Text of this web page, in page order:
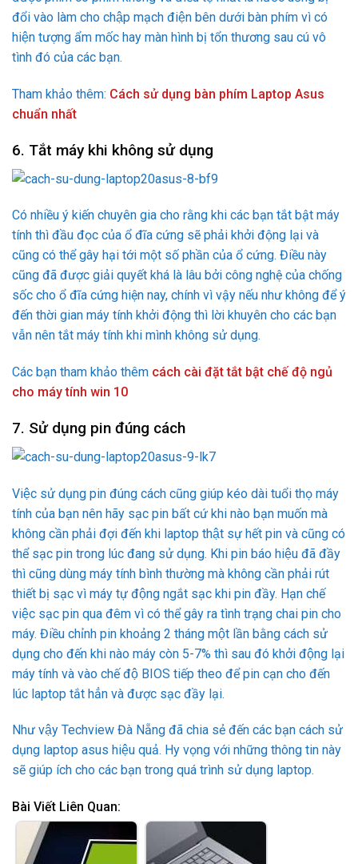
đổi vào làm cho chập mạch điện bên dưới bàn phím vì có
hiện tượng ẩm mốc hay màn hình bị tổn thương sau cú vô
tình đó của các bạn.
Tham khảo thêm: Cách sử dụng bàn phím Laptop Asus
chuẩn nhất
6. Tắt máy khi không sử dụng
Có nhiều ý kiến chuyên gia cho rằng khi các bạn tắt bật máy
tính thì đầu đọc của ổ đĩa cứng sẽ phải khởi động lại và
cũng có thể gây hại tới một số phần của ổ cứng. Điều này
cũng đã được giải quyết khá là lâu bởi công nghệ của chống
sốc cho ổ đĩa cứng hiện nay, chính vì vậy nếu như không để ý
đến thời gian máy tính khởi động thì lời khuyên cho các bạn
vẫn nên tắt máy tính khi mình không sử dụng.
Các bạn tham khảo thêm cách cài đặt tắt bật chế độ ngủ
cho máy tính win 10
7. Sử dụng pin đúng cách
Việc sử dụng pin đúng cách cũng giúp kéo dài tuổi thọ máy
tính của bạn nên hãy sạc pin bất cứ khi nào bạn muốn mà
không cần phải đợi đến khi laptop thật sự hết pin và cũng có
thể sạc pin trong lúc đang sử dụng. Khi pin báo hiệu đã đầy
thì cũng dùng máy tính bình thường mà không cần phải rút
thiết bị sạc vì máy tự động ngắt sạc khi pin đầy. Hạn chế
việc sạc pin qua đêm vì có thể gây ra tình trạng chai pin cho
máy. Điều chỉnh pin khoảng 2 tháng một lần bằng cách sử
dụng cho đến khi nào máy còn 5-7% thì sau đó khởi động lại
máy tính và vào chế độ BIOS tiếp theo để pin cạn cho đến
lúc laptop tắt hẳn và được sạc đầy lại.
Như vậy Techview Đà Nẵng đã chia sẻ đến các bạn cách sử
dụng laptop asus hiệu quả. Hy vọng với những thông tin này
sẽ giúp ích cho các bạn trong quá trình sử dụng laptop.
Bài Viết Liên Quan: